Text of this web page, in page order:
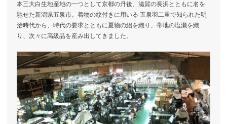
本三大白生地産地の一つとして京都の丹後、滋賀の長浜とともに名を
馳せた新潟県五泉市。着物の紋付きに用いる 五泉羽二重で知られた明
治時代から、時代の要求とともに夏物の絽を織り、帯地の塩瀬を織
り、次々に高級品を産み出してきました。